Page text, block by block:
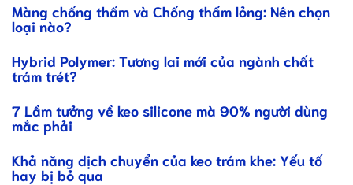
Màng chống thấm và Chống thấm lỏng: Nên chọn
loại nào?
Hybrid Polymer: Tương lai mới của ngành chất
trám trét?
7 Lầm tưởng về keo silicone mà 90% người dùng
mắc phải
Khả năng dịch chuyển của keo trám khe: Yếu tố
hay bị bỏ qua